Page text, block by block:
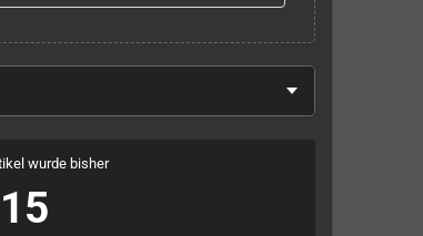
wurde bisher
15